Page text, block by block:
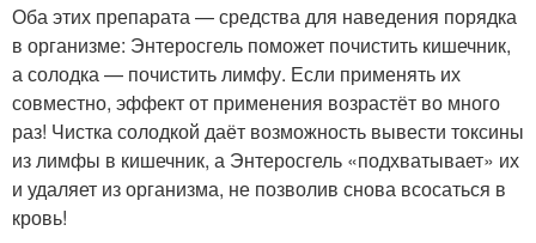
Оба этих препарата — средства для наведения порядка
в организме: Энтеросгель поможет почистить кишечник,
а солодка — почистить лимфу. Если применять их
совместно, эффект от применения возрастёт во много
раз! Чистка солодкой даёт возможность вывести токсины
из лимфы в кишечник, а Энтеросгель «подхватывает» их
и удаляет из организма, не позволив снова всосаться в
кровь!